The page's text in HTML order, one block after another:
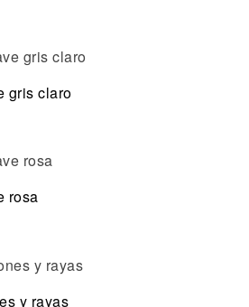
gris claro
rosa
y rayas